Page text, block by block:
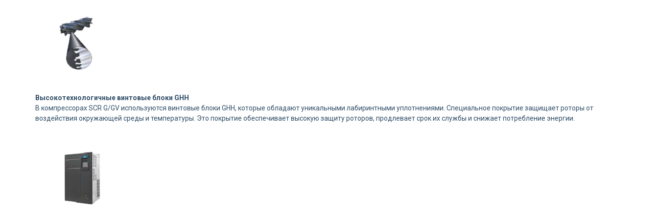
Высокотехнологичные винтовые блоки GHH
В компрессорах SCR G/GV используются винтовые блоки GHH, которые обладают уникальными лабиринтными уплотнениями. Специальное покрытие защищает роторы от
воздействия окружающей среды и температуры. Это покрытие обеспечивает высокую защиту роторов, продлевает срок их службы и снижает потребление энергии.